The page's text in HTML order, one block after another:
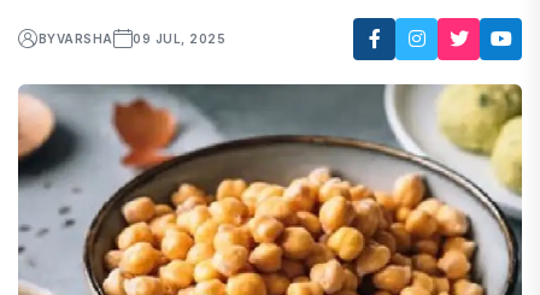
BYVARSHA 09 JUL, 2025